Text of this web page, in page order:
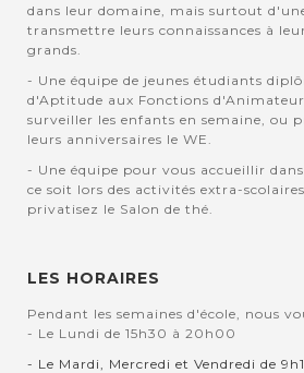
dans leur domaine, mais surtout
transmettre leurs connaissances à
grands.
- Une équipe de jeunes étudiants
d'Aptitude aux Fonctions
surveiller les enfants en semaine, ou
leurs anniversaires le WE.
- Une équipe pour vous accueillir
ce soit lors des activités extra-
privatisez le Salon de thé.
LES HORAIRES
Pendant les semaines d'école, nous
- Le Lundi de 15h30 à 20h00
- Le Mardi, Mercredi et Vendredi de